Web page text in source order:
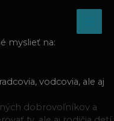
myslieť na:
vodcovia, ale aj
dobrovoľníkov a